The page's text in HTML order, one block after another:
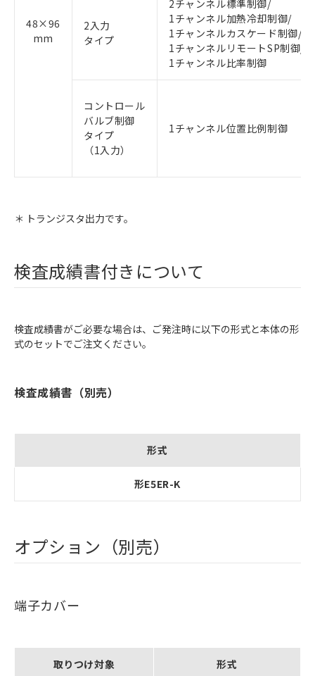
48×96
mm
2入力
タイプ
2チャンネル標準制御/
1チャンネル加熱冷却制御/
1チャンネルカスケード制御/
1チャンネルリモートSP制御/
1チャンネル比率制御
コントロール
バルブ制御
タイプ
（1入力）
1チャンネル位置比例制御
＊ トランジスタ出力です。
検査成績書付きについて
検査成績書がご必要な場合は、ご発注時に以下の形式と本体の形
式のセットでご注文ください。
検査成績書（別売）
形式
形E5ER-K
オプション（別売）
端子カバー
取りつけ対象 形式